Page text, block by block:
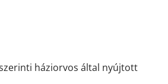
háziorvos által nyújtott